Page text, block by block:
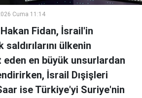
Cuma 11:14
Fidan, İsrail'in
ülkenin
eden en büyük unsurlardan
İsrail Dışişleri
ise Türkiye'yi Suriye'nin